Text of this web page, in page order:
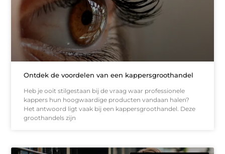
Ontdek de voordelen van een kappersgroothandel
Heb je ooit stilgestaan bij de vraag waar professionele
kappers hun hoogwaardige producten vandaan halen?
Het antwoord ligt vaak bij een kappersgroothandel. Deze
groothandels zijn